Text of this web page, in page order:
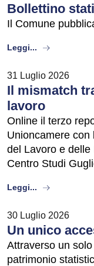
Bollettino
Il Comune
Leggi... about
31 Luglio 2026
Il mismatch
lavoro
Online il terzo
Unioncamere
del Lavoro e delle
Centro Studi
Leggi... about
30 Luglio 2026
Un unico
Attraverso un
patrimonio